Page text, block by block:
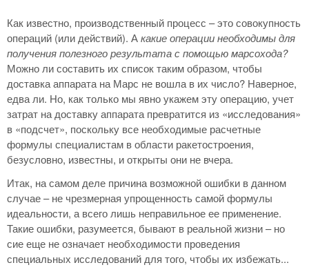
Как известно, производственный процесс – это совокупность
операций (или действий). Акакие операции необходимы для
получения полезного результата с помощью марсохода?
Можно ли составить их список таким образом, чтобы
доставка аппарата на Марс не вошла в их число? Наверное,
едва ли. Но, как только мы явно укажем эту операцию, учет
затрат на доставку аппарата превратится из «исследования»
в «подсчет», поскольку все необходимые расчетные
формулы специалистам в области ракетостроения,
безусловно, известны, и открыты они не вчера.
Итак, на самом деле причина возможной ошибки в данном
случае – не чрезмерная упрощенность самой формулы
идеальности, а всего лишь неправильное ее применение.
Такие ошибки, разумеется, бывают в реальной жизни – но
сие еще не означает необходимости проведения
специальных исследований для того, чтобы их избежать...